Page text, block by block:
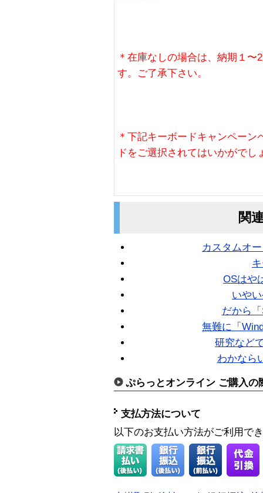
＊在庫なしの場合は、納期１
す。ご了承下さい。
＊下記キーボードキャンペー
ドをご選択されてはいかがでし
関
カスタムオ
OSはや
いや
だから
無難に「
研究など
わかなら
ぷらっとオンライン ご購入の
支払方法について
以下のお支払い方法がご利用で